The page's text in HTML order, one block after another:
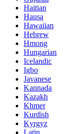
Haitian
Hausa
Hawaiian
Hebrew
Hmong
Hungarian
Icelandic
Igbo
Javanese
Kannada
Kazakh
Khmer
Kurdish
Kyrgyz